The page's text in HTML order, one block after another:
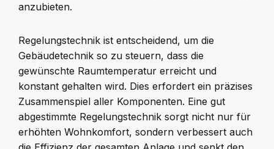
anzubieten.
Regelungstechnik ist entscheidend, um die
Gebäudetechnik so zu steuern, dass die
gewünschte Raumtemperatur erreicht und
konstant gehalten wird. Dies erfordert ein präzises
Zusammenspiel aller Komponenten. Eine gut
abgestimmte Regelungstechnik sorgt nicht nur für
erhöhten Wohnkomfort, sondern verbessert auch